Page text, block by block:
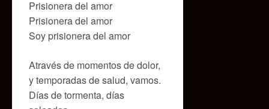
Prisionera del amor
Prisionera del amor
Soy prisionera del amor
Através de momentos de dolor,
y temporadas de salud, vamos.
Días de tormenta, días